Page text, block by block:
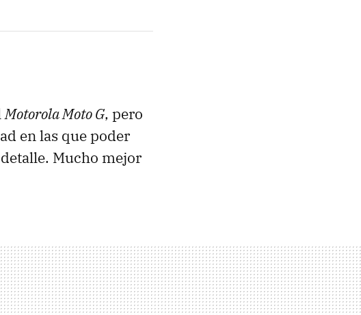
Motorola Moto G, pero
en las que poder
Mucho mejor